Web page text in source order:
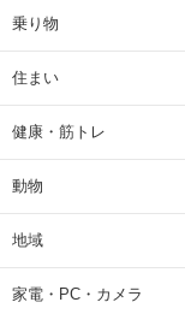
乗り物
住まい
健康・筋トレ
動物
地域
家電・PC・カメラ